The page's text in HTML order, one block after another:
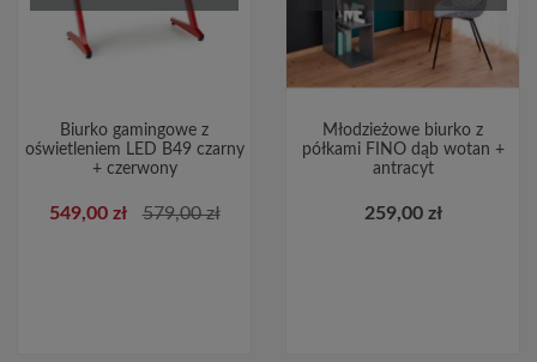
Biurko gamingowe z
oświetleniem LED B49 czarny
+ czerwony
549,00 zł 579,00 zł
Młodzieżowe biurko z
półkami FINO dąb wotan +
antracyt
259,00 zł